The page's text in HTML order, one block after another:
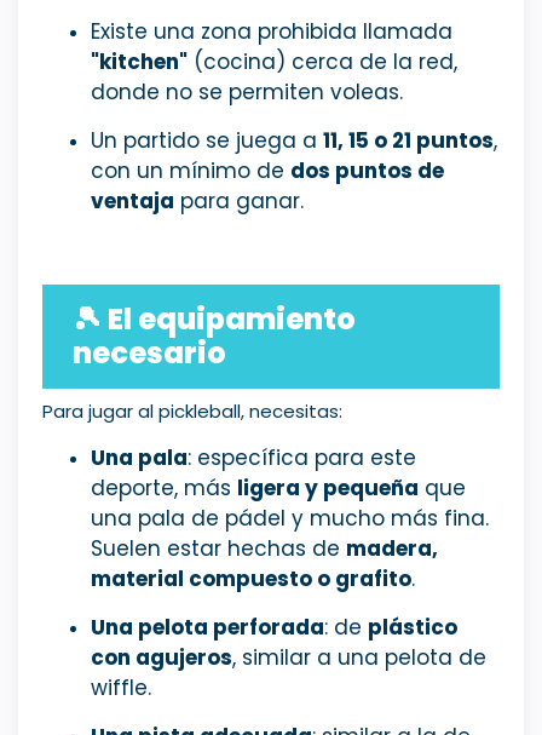
Existe una zona prohibida llamada
"kitchen" (cocina) cerca de la red,
donde no se permiten voleas.
Un partido se juega a 11, 15 o 21 puntos,
con un mínimo de dos puntos de
ventaja para ganar.
🎾 El equipamiento
necesario
Para jugar al pickleball, necesitas:
Una pala: específica para este
deporte, más ligera y pequeña que
una pala de pádel y mucho más fina.
Suelen estar hechas de madera,
material compuesto o grafito.
Una pelota perforada: de plástico
con agujeros, similar a una pelota de
wiffle.